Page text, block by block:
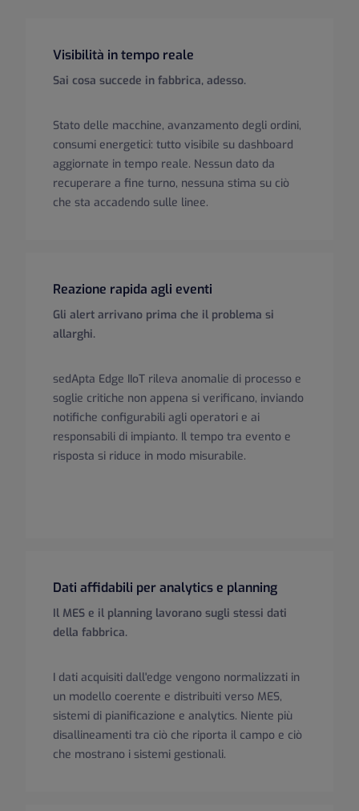
Visibilità in tempo reale
Sai cosa succede in fabbrica, adesso.
Stato delle macchine, avanzamento degli ordini,
consumi energetici: tutto visibile su dashboard
aggiornate in tempo reale. Nessun dato da
recuperare a fine turno, nessuna stima su ciò
che sta accadendo sulle linee.
Reazione rapida agli eventi
Gli alert arrivano prima che il problema si
allarghi.
sedApta Edge IIoT rileva anomalie di processo e
soglie critiche non appena si verificano, inviando
notifiche configurabili agli operatori e ai
responsabili di impianto. Il tempo tra evento e
risposta si riduce in modo misurabile.
Dati affidabili per analytics e planning
Il MES e il planning lavorano sugli stessi dati
della fabbrica.
I dati acquisiti dall'edge vengono normalizzati in
un modello coerente e distribuiti verso MES,
sistemi di pianificazione e analytics. Niente più
disallineamenti tra ciò che riporta il campo e ciò
che mostrano i sistemi gestionali.